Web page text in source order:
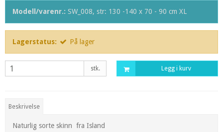
Modell/varenr.: SW_008, str: 130 -140 x 70 - 90 cm XL
Lagerstatus: På lager
stk. Legg i kurv
Beskrivelse
Naturlig sorte skinn fra Island